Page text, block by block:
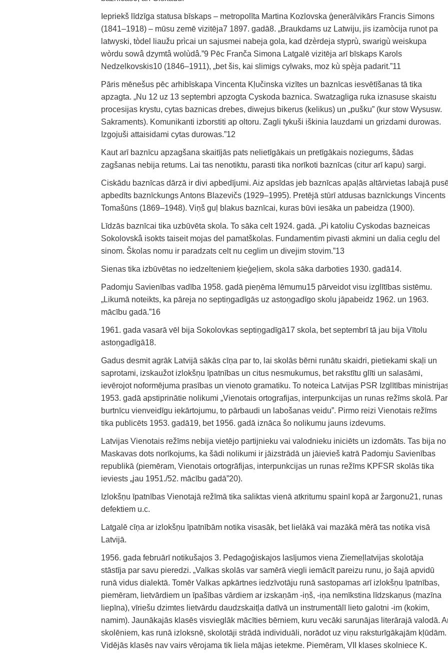
Iepriekš līdzīga statusa bīskaps – metropolīta Martina Kozlovska ģenerālvikārs Francis Simons
(1841–1918) – mūsu zemē vizitēja7 1897. gadā8. „Braukdams uz Latwiju, jis izamòcija runot pa
latwyski, tòdel liaužu prìcai un sajusmei nabeja gola, kad dzèrdeja styprù, swarigù weiskupa
wòrdu sowâ dzymtâ wolùdâ.”9 Pēc Franča Simona Latgalē vizitēja arī bīskaps Karols
Nedzelkovskis10 (1846–1911), „bet šis, kai slimigs cylwaks, moz kù spèja padarit.”11
Pāris mēnešus pēc arhibīskapa Vincenta Kļučinska vizītes un baznīcas iesvētīšanas tā tika
apzagta. „Nu 12 uz 13 septembri apzogta Cyskoda baznica. Swatzagliga ruka iznasuse skaistu
procesijas krystu, cytas baznicas drebes, diwejus bikerus (kelikus) un „pušku” (kur stow Wysusw.
Sakraments). Komunikanti izborstiti ap oltoru. Zagli tykuši iškinia lauzdami un grizdami durowas.
Izgojuši attaisidami cytas durowas.”12
Kaut arī baznīcu apzagšana skaitījās pats nelietīgākais un pretīgākais noziegums, šādas
zagšanas nebija retums. Lai tas nenotiktu, parasti tika norīkoti baznīcas (citur arī kapu) sargi.
Ciskādu baznīcas dārzā ir divi apbedījumi. Aiz apsīdas jeb baznīcas apaļās altārvietas labajā
apbedīts baznīckungs Antons Blazevičs (1929–1995). Pretējā stūrī atdusas baznīckungs Vincents
Tomašūns (1869–1948). Viņš guļ blakus baznīcai, kuras būvi iesāka un pabeidza (1900).
Līdzās baznīcai tika uzbūvēta skola. To sāka celt 1924. gadā. „Pi katoliu Cyskodas bazneicas
Sokolovskâ isokts taiseit mojas del pamatškolas. Fundamentim pivasti akmini un dalia ceglu del
sinom. Školas nomu ir paradzats celt nu ceglim un divejim stovim.”13
Sienas tika izbūvētas no iedzelteniem ķieģeļiem, skola sāka darboties 1930. gadā14.
Padomju Savienības vadība 1958. gadā pieņēma lēmumu15 pārveidot visu izglītības sistēmu.
„Likumā noteikts, ka pāreja no septiņgadīgās uz astoņgadīgo skolu jāpabeidz 1962. un 1963.
mācību gadā.”16
1961. gada vasarā vēl bija Sokolovkas septiņgadīgā17 skola, bet septembrī tā jau bija Vītolu
astoņgadīgā18.
Gadus desmit agrāk Latvijā sākās cīņa par to, lai skolās bērni runātu skaidri, pietiekami skaļi un
saprotami, izskaužot izlokšņu īpatnības un citus nesmukumus, bet rakstītu glīti un salasāmi,
ievērojot noformējuma prasības un vienoto gramatiku. To noteica Latvijas PSR Izglītības
1953. gadā apstiprinātie nolikumi „Vienotais ortografijas, interpunkcijas un runas režīms skolā. Par
burtnīcu vienveidīgu iekārtojumu, to pārbaudi un labošanas veidu”. Pirmo reizi Vienotais režīms
tika publicēts 1953. gadā19, bet 1956. gadā iznāca šo nolikumu jauns izdevums.
Latvijas Vienotais režīms nebija vietējo partijnieku vai valodnieku iniciēts un izdomāts. Tas bija no
Maskavas dots norīkojums, ka šādi nolikumi ir jāizstrādā un jāievieš katrā Padomju Savienības
republikā (piemēram, Vienotais ortogrāfijas, interpunkcijas un runas režīms KPFSR skolās tika
ieviests „jau 1951./52. mācību gadā”20).
Izlokšņu īpatnības Vienotajā režīmā tika saliktas vienā atkritumu spainī kopā ar žargonu21, runas
defektiem u.c.
Latgalē cīņa ar izlokšņu īpatnībām notika visasāk, bet lielākā vai mazākā mērā tas notika visā
Latvijā.
1956. gada februārī notikušajos 3. Pedagoģiskajos lasījumos viena Ziemeļlatvijas skolotāja
stāstīja par savu pieredzi. „Valkas skolās var samērā viegli iemācīt pareizu runu, jo šajā apvidū
runā vidus dialektā. Tomēr Valkas apkārtnes iedzīvotāju runā sastopamas arī izlokšņu īpatnības,
piemēram, lietvārdiem un īpašības vārdiem ar izskaņām -iņš, -iņa nemīkstina līdzskaņus (mazīna
liepīna), vīriešu dzimtes lietvārdu daudzskaitļa datīvā un instrumentālī lieto galotni -im (kokim,
namim). Jaunākajās klasēs visvieglāk mācīties bērniem, kuru vecāki sarunājas literārajā valodā.
skolēniem, kas runā izloksnē, skolotāji strādā individuāli, norādot uz viņu raksturīgākajām kļūdām.
Vidējās klasēs nav vairs vērojama tik liela mājas ietekme. Piemēram, VII klases skolniece K.